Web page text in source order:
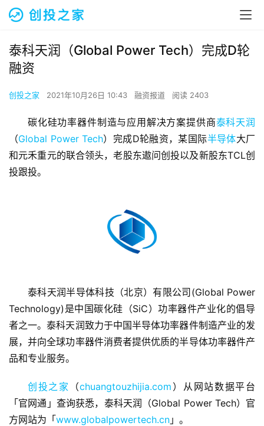
首
页
报
道
泰科天润（Global Power Tech）完成D轮
融资
创投之家 2021年10月26日 10:43 融资报道 阅读 2403
碳化硅功率器件制造与应用解决方案提供商泰科天润
（Global Power Tech）完成D轮融资，某国际半导体大厂
和元禾重元的联合领头，老股东遨问创投以及新股东TCL创
投跟投。
泰科天润半导体科技（北京）有限公司(Global Power
Technology)是中国碳化硅（SiC）功率器件产业化的倡导
者之一。泰科天润致力于中国半导体功率器件制造产业的发
展，并向全球功率器件消费者提供优质的半导体功率器件产
品和专业服务。
创投之家 （chuangtouzhijia.com ）从网站数据平台
「官网通」查询获悉，泰科天润（Global Power Tech）官
方网站为「www.globalpowertech.cn 」。